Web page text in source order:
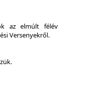
az elmúlt félév
Versenyekről.